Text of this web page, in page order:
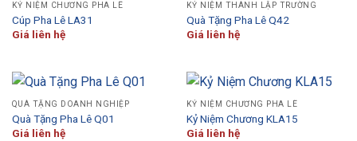
KỶ NIỆM CHƯƠNG PHA LÊ
Cúp Pha Lê LA31
Giá liên hệ
KỶ NIỆM THÀNH LẬP TRƯỜNG
Quà Tặng Pha Lê Q42
Giá liên hệ
QUÀ TẶNG DOANH NGHIỆP
Quà Tặng Pha Lê Q01
Giá liên hệ
KỶ NIỆM CHƯƠNG PHA LÊ
Kỷ Niệm Chương KLA15
Giá liên hệ